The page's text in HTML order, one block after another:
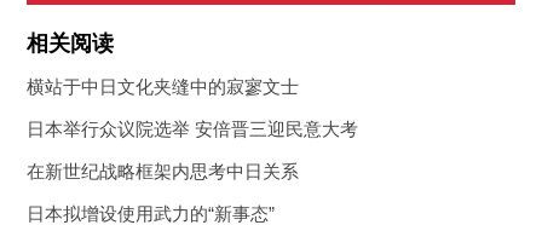
相关阅读
横站于中日文化夹缝中的寂寥文士
日本举行众议院选举 安倍晋三迎民意大考
在新世纪战略框架内思考中日关系
日本拟增设使用武力的“新事态”